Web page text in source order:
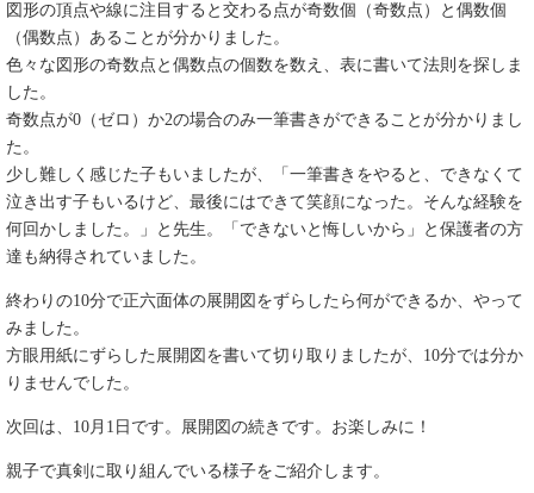
図形の頂点や線に注目すると交わる点が奇数個（奇数点）と偶数個
（偶数点）あることが分かりました。
色々な図形の奇数点と偶数点の個数を数え、表に書いて法則を探しま
した。
奇数点が0（ゼロ）か2の場合のみ一筆書きができることが分かりまし
た。
少し難しく感じた子もいましたが、「一筆書きをやると、できなくて
泣き出す子もいるけど、最後にはできて笑顔になった。そんな経験を
何回かしました。」と先生。「できないと悔しいから」と保護者の方
達も納得されていました。
終わりの10分で正六面体の展開図をずらしたら何ができるか、やって
みました。
方眼用紙にずらした展開図を書いて切り取りましたが、10分では分か
りませんでした。
次回は、10月1日です。展開図の続きです。お楽しみに！
親子で真剣に取り組んでいる様子をご紹介します。